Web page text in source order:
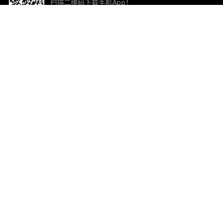
扫描二维码下载手机App！